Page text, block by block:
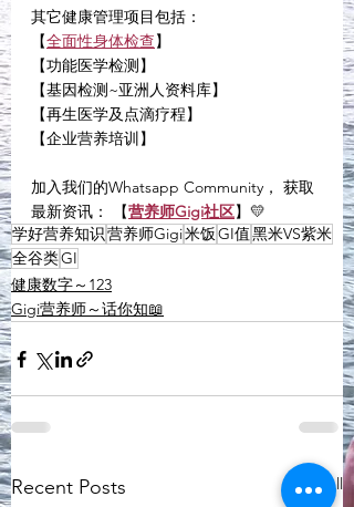
其它健康管理项目包括：
【全面性身体检查】
【功能医学检测】
【基因检测~亚洲人资料库】
【再生医学及点滴疗程】
【企业营养培训】
加入我们的Whatsapp Community， 获取
最新资讯： 【营养师Gigi社区】💛
学好营养知识营养师Gigi米饭GI值黑米VS紫米
全谷类GI
健康数字～123
Gigi营养师～话你知📖
Recent Posts See All